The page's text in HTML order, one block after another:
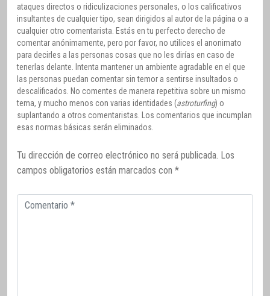
ataques directos o ridiculizaciones personales, o los calificativos
insultantes de cualquier tipo, sean dirigidos al autor de la página o a
cualquier otro comentarista. Estás en tu perfecto derecho de
comentar anónimamente, pero por favor, no utilices el anonimato
para decirles a las personas cosas que no les dirías en caso de
tenerlas delante. Intenta mantener un ambiente agradable en el que
las personas puedan comentar sin temor a sentirse insultados o
descalificados. No comentes de manera repetitiva sobre un mismo
tema, y mucho menos con varias identidades (astroturfing) o
suplantando a otros comentaristas. Los comentarios que incumplan
esas normas básicas serán eliminados.
Tu dirección de correo electrónico no será publicada. Los
campos obligatorios están marcados con *
Comentario